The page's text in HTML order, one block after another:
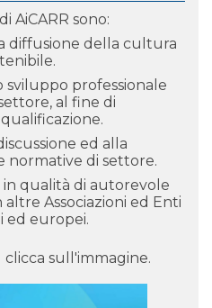
AiCARR sono:
diffusione della cultura
sviluppo professionale
al fine di
ed alla
normative di settore.
in qualità di autorevole
Associazioni ed Enti
ed europei.
sull'immagine.